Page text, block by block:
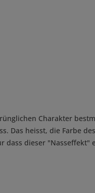
Charakter
Das heisst, die Farbe
dieser "Nasseffekt"